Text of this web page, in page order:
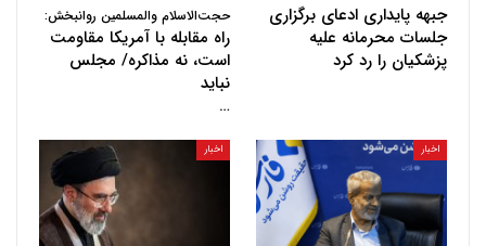
جبهه پایداری ادعای برگزاری
جلسات محرمانه علیه
پزشکیان را رد کرد
حجت‌الاسلام والمسلمین روانبخش:
راه مقابله با آمریکا مقاومت
است، نه مذاکره/ مجلس
نباید
…
اخبار اخبار